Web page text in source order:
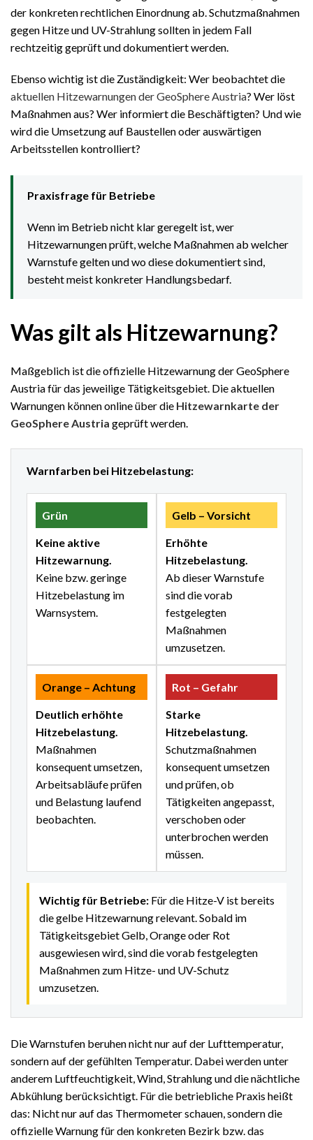
der konkreten rechtlichen Einordnung ab. Schutzmaßnahmen
gegen Hitze und UV-Strahlung sollten in jedem Fall
rechtzeitig geprüft und dokumentiert werden.
Ebenso wichtig ist die Zuständigkeit: Wer beobachtet die
aktuellen Hitzewarnungen der GeoSphere Austria? Wer löst
Maßnahmen aus? Wer informiert die Beschäftigten? Und wie
wird die Umsetzung auf Baustellen oder auswärtigen
Arbeitsstellen kontrolliert?
Praxisfrage für Betriebe
Wenn im Betrieb nicht klar geregelt ist, wer
Hitzewarnungen prüft, welche Maßnahmen ab welcher
Warnstufe gelten und wo diese dokumentiert sind,
besteht meist konkreter Handlungsbedarf.
Was gilt als Hitzewarnung?
Maßgeblich ist die offizielle Hitzewarnung der GeoSphere
Austria für das jeweilige Tätigkeitsgebiet. Die aktuellen
Warnungen können online über die Hitzewarnkarte der
GeoSphere Austria geprüft werden.
Warnfarben bei Hitzebelastung:
Grün
Keine aktive
Hitzewarnung.
Keine bzw. geringe
Hitzebelastung im
Warnsystem.
Gelb – Vorsicht
Erhöhte
Hitzebelastung.
Ab dieser Warnstufe
sind die vorab
festgelegten
Maßnahmen
umzusetzen.
Orange – Achtung
Deutlich erhöhte
Hitzebelastung.
Maßnahmen
konsequent umsetzen,
Arbeitsabläufe prüfen
und Belastung laufend
beobachten.
Rot – Gefahr
Starke
Hitzebelastung.
Schutzmaßnahmen
konsequent umsetzen
und prüfen, ob
Tätigkeiten angepasst,
verschoben oder
unterbrochen werden
müssen.
Wichtig für Betriebe: Für die Hitze-V ist bereits
die gelbe Hitzewarnung relevant. Sobald im
Tätigkeitsgebiet Gelb, Orange oder Rot
ausgewiesen wird, sind die vorab festgelegten
Maßnahmen zum Hitze- und UV-Schutz
umzusetzen.
Die Warnstufen beruhen nicht nur auf der Lufttemperatur,
sondern auf der gefühlten Temperatur. Dabei werden unter
anderem Luftfeuchtigkeit, Wind, Strahlung und die nächtliche
Abkühlung berücksichtigt. Für die betriebliche Praxis heißt
das: Nicht nur auf das Thermometer schauen, sondern die
offizielle Warnung für den konkreten Bezirk bzw. das